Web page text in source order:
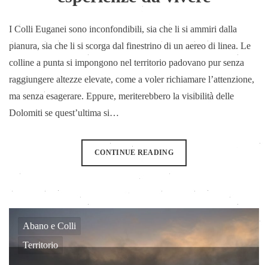
I Colli Euganei sono inconfondibili, sia che li si ammiri dalla
pianura, sia che li si scorga dal finestrino di un aereo di linea. Le
colline a punta si impongono nel territorio padovano pur senza
raggiungere altezze elevate, come a voler richiamare l’attenzione,
ma senza esagerare. Eppure, meriterebbero la visibilità delle
Dolomiti se quest’ultima si…
CONTINUE READING
Abano e Colli
Territorio